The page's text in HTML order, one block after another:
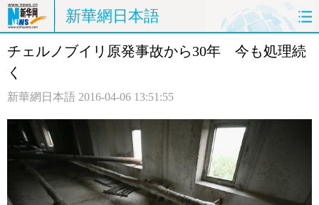
新華網日本語
ホームページ 政治 経済
観光
中日対訳
チェルノブイリ原発事故から30年 今も処理続
く
新華網日本語 2016-04-06 13:51:55